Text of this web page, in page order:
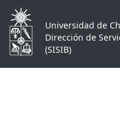
Universidad de
Dirección de
(SISIB)